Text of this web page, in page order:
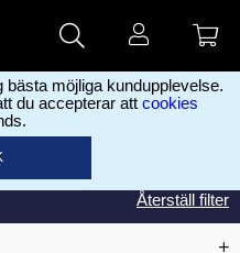
möjliga kundupplevelse.
du accepterar att cookies
Återställ filter